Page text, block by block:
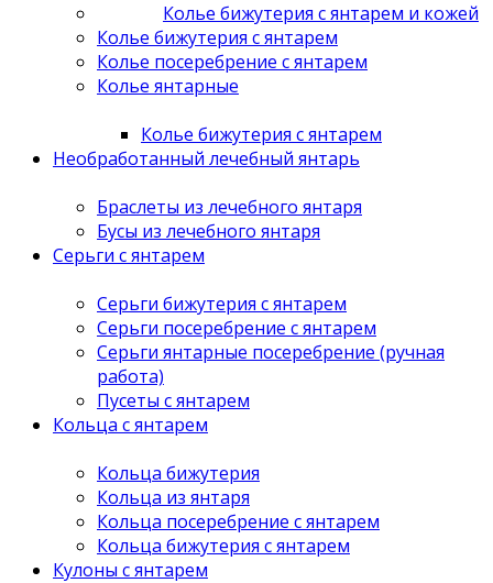
Колье бижутерия с янтарем и кожей
Колье бижутерия с янтарем
Колье посеребрение с янтарем
Колье янтарные
Колье бижутерия с янтарем
Необработанный лечебный янтарь
Браслеты из лечебного янтаря
Бусы из лечебного янтаря
Серьги с янтарем
Серьги бижутерия с янтарем
Серьги посеребрение с янтарем
Серьги янтарные посеребрение (ручная
работа)
Пусеты с янтарем
Кольца с янтарем
Кольца бижутерия
Кольца из янтаря
Кольца посеребрение с янтарем
Кольца бижутерия с янтарем
Кулоны с янтарем